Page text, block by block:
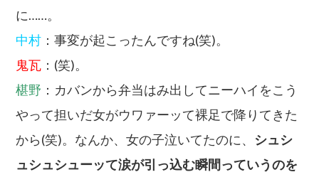
に……。
中村 ：事変が起こったんですね(笑)。
鬼瓦 ：(笑)。
椹野 ：カバンから弁当はみ出してニーハイをこう
やって担いだ女がウワァーッて裸足で降りてきた
から(笑)。なんか、女の子泣いてたのに、 シュシ
ュシュシューッて涙が引っ込む瞬間っていうのを